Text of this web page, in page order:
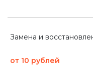
Замена и
от 10 рублей